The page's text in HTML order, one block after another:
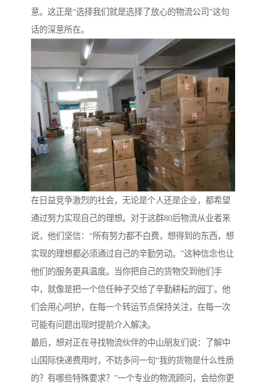
意。这正是“选择我们就是选择了放心的物流公司”这句
话的深意所在。
在日益竞争激烈的社会，无论是个人还是企业，都希望
通过努力实现自己的理想。对于这群80后物流从业者来
说，他们坚信：“所有努力都不白费，想得到的东西，想
实现的理想都必须通过自己的辛勤劳动。”这种信念也让
他们的服务更具温度。当你把自己的货物交到他们手
中，就像是把一个信任种子交给了辛勤耕耘的园丁。他
们会用心呵护，在每一个转运节点保持关注，在每一次
可能有问题出现时提前介入解决。
最后，想对正在寻找物流伙伴的中山朋友们说：了解中
山国际快递费用时，不妨多问一句“我的货物是什么性质
的？有哪些特殊要求？”一个专业的物流顾问，会给你更